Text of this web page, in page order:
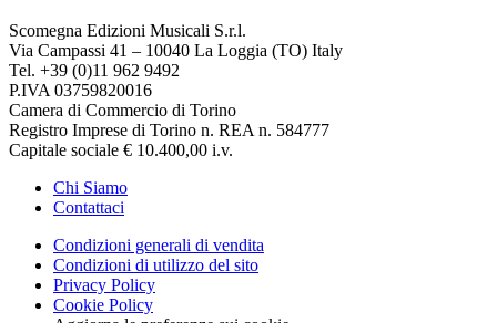
Scomegna Edizioni Musicali S.r.l.
Via Campassi 41 – 10040 La Loggia (TO) Italy
Tel. +39 (0)11 962 9492
P.IVA 03759820016
Camera di Commercio di Torino
Registro Imprese di Torino n. REA n. 584777
Capitale sociale € 10.400,00 i.v.
Chi Siamo
Contattaci
Condizioni generali di vendita
Condizioni di utilizzo del sito
Privacy Policy
Cookie Policy